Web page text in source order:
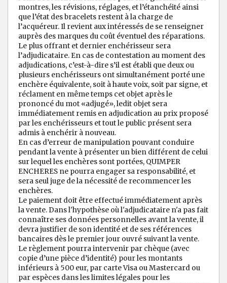
montres, les révisions, réglages, et l’étanchéité ainsi
que l’état des bracelets restent à la charge de
l’acquéreur. Il revient aux intéressés de se renseigner
auprès des marques du coût éventuel des réparations.
Le plus offrant et dernier enchérisseur sera
l’adjudicataire. En cas de contestation au moment des
adjudications, c’est-à-dire s’il est établi que deux ou
plusieurs enchérisseurs ont simultanément porté une
enchère équivalente, soit à haute voix, soit par signe, et
réclament en même temps cet objet après le
prononcé du mot «adjugé», ledit objet sera
immédiatement remis en adjudication au prix proposé
par les enchérisseurs et tout le public présent sera
admis à enchérir à nouveau.
En cas d’erreur de manipulation pouvant conduire
pendant la vente à présenter un bien différent de celui
sur lequel les enchères sont portées, QUIMPER
ENCHERES ne pourra engager sa responsabilité, et
sera seul juge de la nécessité de recommencer les
enchères.
Le paiement doit être effectué immédiatement après
la vente. Dans l'hypothèse où l'adjudicataire n'a pas fait
connaître ses données personnelles avant la vente, il
devra justifier de son identité et de ses références
bancaires dès le premier jour ouvré suivant la vente.
Le règlement pourra intervenir par chèque (avec
copie d’une pièce d’identité) pour les montants
inférieurs à 500 eur, par carte Visa ou Mastercard ou
par espèces dans les limites légales pour les